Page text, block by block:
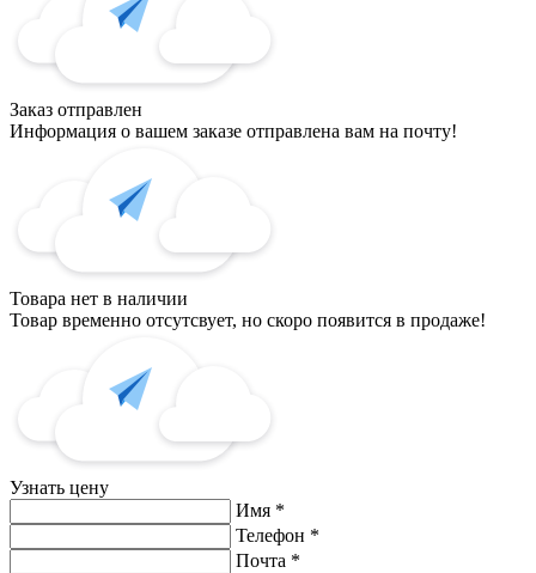
Заказ отправлен
Информация о вашем заказе отправлена вам на почту!
Товара нет в наличии
Товар временно отсутсвует, но скоро появится в продаже!
Узнать цену
Имя *
Телефон *
Почта *